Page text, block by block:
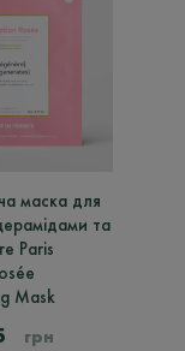
маска для
та
Paris
Mask
грн